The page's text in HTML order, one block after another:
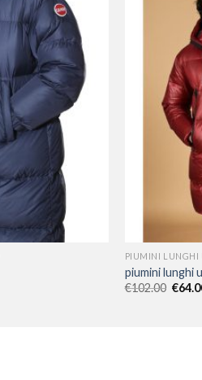
PIUMINI LUNGHI
piumini lunghi
€102.00 €